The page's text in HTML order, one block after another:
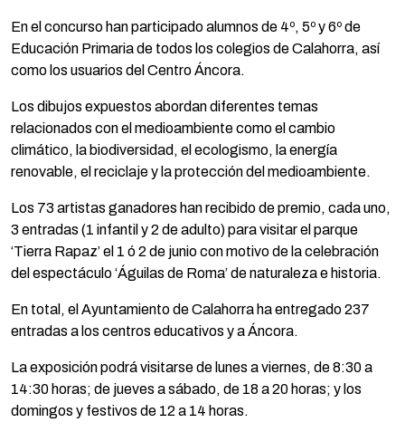
En el concurso han participado alumnos de 4º, 5º y 6º de
Educación Primaria de todos los colegios de Calahorra, así
como los usuarios del Centro Áncora.
Los dibujos expuestos abordan diferentes temas
relacionados con el medioambiente como el cambio
climático, la biodiversidad, el ecologismo, la energía
renovable, el reciclaje y la protección del medioambiente.
Los 73 artistas ganadores han recibido de premio, cada uno,
3 entradas (1 infantil y 2 de adulto) para visitar el parque
‘Tierra Rapaz’ el 1 ó 2 de junio con motivo de la celebración
del espectáculo ‘Águilas de Roma’ de naturaleza e historia.
En total, el Ayuntamiento de Calahorra ha entregado 237
entradas a los centros educativos y a Áncora.
La exposición podrá visitarse de lunes a viernes, de 8:30 a
14:30 horas; de jueves a sábado, de 18 a 20 horas; y los
domingos y festivos de 12 a 14 horas.